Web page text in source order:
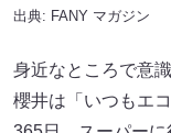
出典: FANY マガジン
身近なところで意
櫻井は「いつもエ